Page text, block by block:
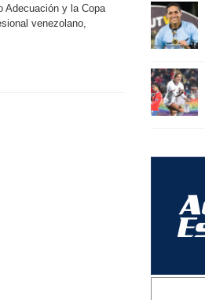
Adecuación y la Copa
venezolano,